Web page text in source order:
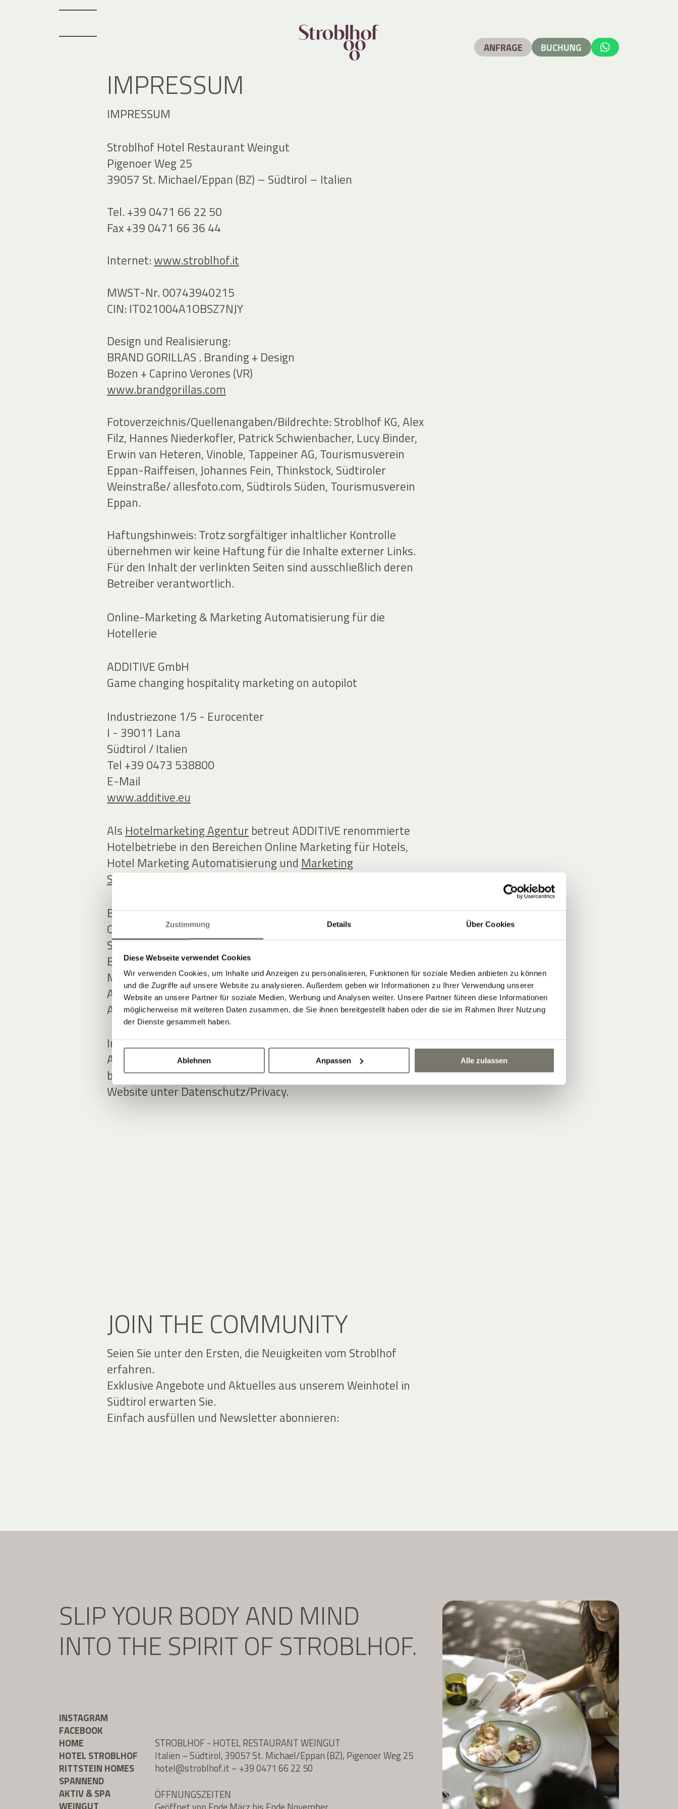
Zustimmung Details Über Cookies
Diese Webseite verwendet Cookies
Wir verwenden Cookies, um Inhalte und Anzeigen zu personalisieren, Funktionen für soziale Medien anbieten zu können
und die Zugriffe auf unsere Website zu analysieren. Außerdem geben wir Informationen zu Ihrer Verwendung unserer
Website an unsere Partner für soziale Medien, Werbung und Analysen weiter. Unsere Partner führen diese Informationen
möglicherweise mit weiteren Daten zusammen, die Sie ihnen bereitgestellt haben oder die sie im Rahmen Ihrer Nutzung
der Dienste gesammelt haben.
Ablehnen Anpassen Alle zulassen
IMPRESSUM
IMPRESSUM
Stroblhof Hotel Restaurant Weingut
Pigenoer Weg 25
39057 St. Michael/Eppan (BZ) – Südtirol – Italien
Tel. +39 0471 66 22 50
Fax +39 0471 66 36 44
Internet:www.stroblhof.it
MWST-Nr. 00743940215
CIN: IT021004A1OBSZ7NJY
Design und Realisierung:
BRAND GORILLAS . Branding + Design
Bozen + Caprino Verones (VR)
www.brandgorillas.com
Fotoverzeichnis/Quellenangaben/Bildrechte: Stroblhof KG, Alex
Filz, Hannes Niederkofler, Patrick Schwienbacher, Lucy Binder,
Erwin van Heteren, Vinoble, Tappeiner AG, Tourismusverein
Eppan-Raiffeisen, Johannes Fein, Thinkstock, Südtiroler
Weinstraße/ allesfoto.com, Südtirols Süden, Tourismusverein
Eppan.
Haftungshinweis: Trotz sorgfältiger inhaltlicher Kontrolle
übernehmen wir keine Haftung für die Inhalte externer Links.
Für den Inhalt der verlinkten Seiten sind ausschließlich deren
Betreiber verantwortlich.
Online-Marketing & Marketing Automatisierung für die
Hotellerie
ADDITIVE GmbH
Game changing hospitality marketing on autopilot
Industriezone 1/5 - Eurocenter
I - 39011 Lana
Südtirol / Italien
Tel +39 0473 538800
E-Mail
www.additive.eu
Als Hotelmarketing Agentur betreut ADDITIVE renommierte
Hotelbetriebe in den Bereichen Online Marketing für Hotels,
Hotel Marketing Automatisierung und Marketing
Software
Bei ADDITIVE stehen transparent messbare Ergebnisse,
Online-Marketing-Know-how in der Hotellerie und innovative
Softwarelösungen im Fokus, insbesondere in den
BereichenHotel Marketing Automation
MARKETING AUTOMATION,Newsletter Software Hotelmit
ADDITIVE+ NEWSLETTER sowieGutschein Software Hotelmit
ADDITIVE+ GUTSCHEINE.
In der Entwicklung neuer Software- und Marketinglösungen ist
ADDITIVE stets auf Datenschutz- und DSGVO-Konformität
bedacht, mehr Informationen dazu finden sich auf dieser
Website unter Datenschutz/Privacy.
JOIN THE COMMUNITY
Seien Sie unter den Ersten, die Neuigkeiten vom Stroblhof
erfahren.
Exklusive Angebote und Aktuelles aus unserem Weinhotel in
Südtirol erwarten Sie.
Einfach ausfüllen und Newsletter abonnieren:
SLIP YOUR BODY AND MIND
INTO THE SPIRIT OF STROBLHOF.
INSTAGRAM
FACEBOOK
HOME
HOTEL STROBLHOF
RITTSTEIN HOMES
SPANNEND
AKTIV & SPA
WEINGUT
STROBLHOF - HOTEL RESTAURANT WEINGUT
Italien – Südtirol, 39057 St. Michael/Eppan (BZ), Pigenoer Weg 25
hotel@stroblhof.it – +39 0471 66 22 50
ÖFFNUNGSZEITEN
ANFRAGE BUCHUNG